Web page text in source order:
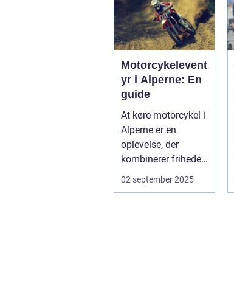
Motorcykelevent
yr i Alperne: En
guide
At køre motorcykel i
Alperne er en
oplevelse, der
kombinerer friheden
på to hjul med no...
02 september 2025